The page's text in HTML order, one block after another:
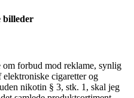
billeder
forbud mod reklame, synlig
cigaretter og
nikotin § 3, stk. 1, skal jeg